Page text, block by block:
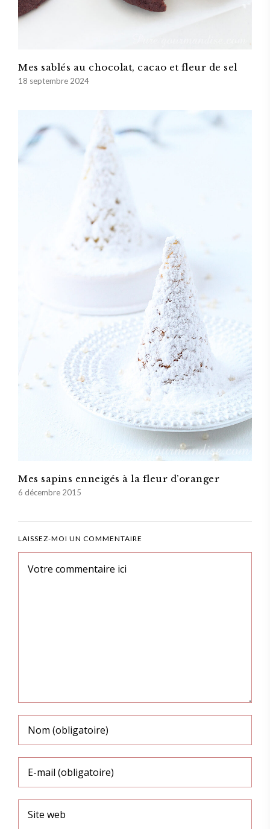
Mes sablés au chocolat, cacao et fleur de sel
18 septembre 2024
Mes sapins enneigés à la fleur d’oranger
6 décembre 2015
LAISSEZ-MOI UN COMMENTAIRE